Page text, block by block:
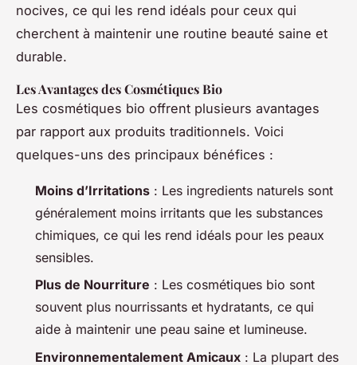
nocives, ce qui les rend idéals pour ceux qui
cherchent à maintenir une routine beauté saine et
durable.
Les Avantages des Cosmétiques Bio
Les cosmétiques bio offrent plusieurs avantages
par rapport aux produits traditionnels. Voici
quelques-uns des principaux bénéfices :
Moins d’Irritations : Les ingredients naturels sont
généralement moins irritants que les substances
chimiques, ce qui les rend idéals pour les peaux
sensibles.
Plus de Nourriture : Les cosmétiques bio sont
souvent plus nourrissants et hydratants, ce qui
aide à maintenir une peau saine et lumineuse.
Environnementalement Amicaux : La plupart des